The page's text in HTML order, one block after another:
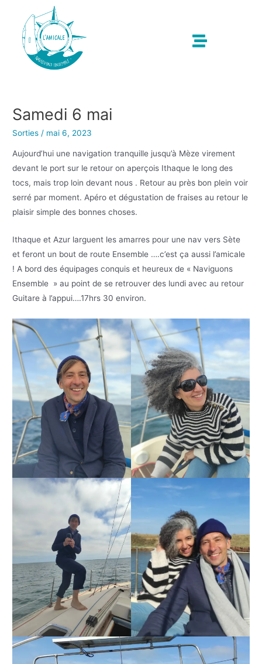
Samedi 6 mai
Sorties / mai 6, 2023
Aujourd’hui une navigation tranquille jusqu’à Mèze virement
devant le port sur le retour on aperçois Ithaque le long des
tocs, mais trop loin devant nous . Retour au près bon plein voir
serré par moment. Apéro et dégustation de fraises au retour le
plaisir simple des bonnes choses.
Ithaque et Azur larguent les amarres pour une nav vers Sète
et feront un bout de route Ensemble ….c’est ça aussi l’amicale
! A bord des équipages conquis et heureux de « Naviguons
Ensemble » au point de se retrouver des lundi avec au retour
Guitare à l’appui….17hrs 30 environ.